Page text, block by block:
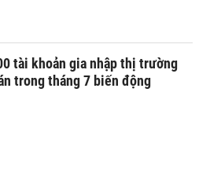
tài khoản gia nhập thị trường
trong tháng 7 biến động